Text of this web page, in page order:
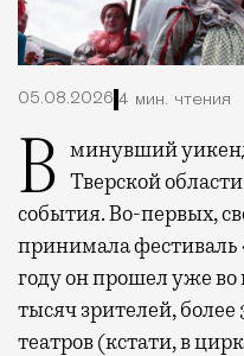
05.08.2026 4 мин. чтения
В минувший уикенд маленькая Старица в Тверской
события. Во-первых,
принимала фестиваль
году он прошел уже во
тысяч зрителей, более
театров (кстати, в